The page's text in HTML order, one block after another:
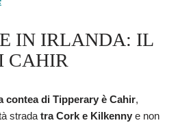
IN IRLANDA: IL
CAHIR
contea di Tipperary è Cahir,
strada tra Cork e Kilkenny e non